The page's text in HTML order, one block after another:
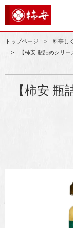
トップページ 料亭し
【柿安 瓶詰めシリ
【柿安